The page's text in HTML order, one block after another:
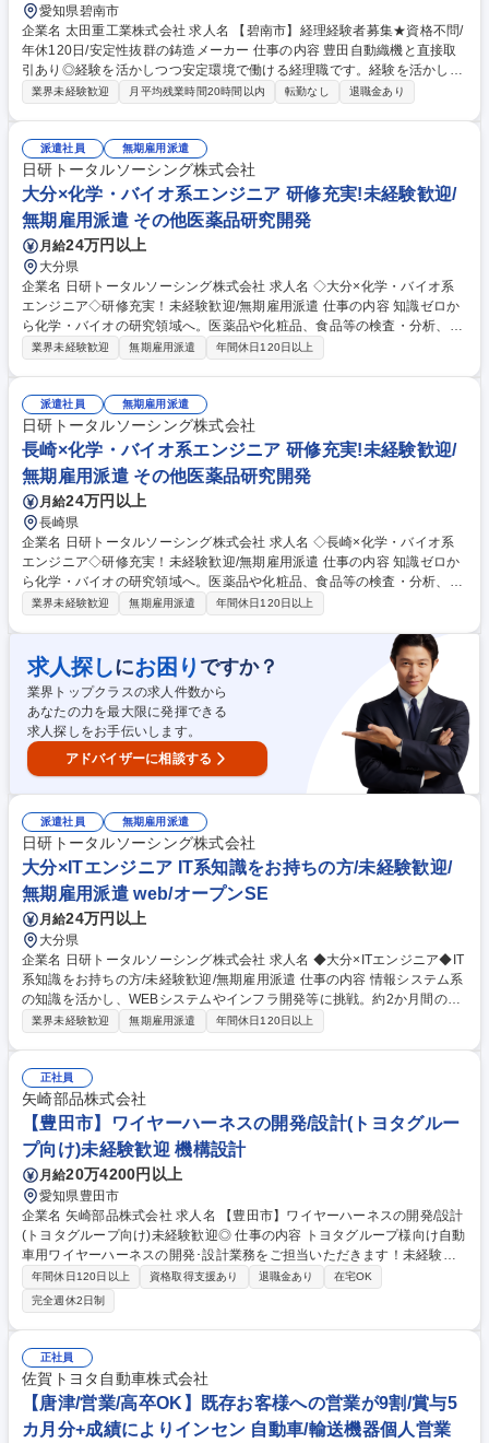
愛知県碧南市
企業名 太田重工業株式会社 求人名 【碧南市】経理経験者募集★資格不問/
年休120日/安定性抜群の鋳造メーカー 仕事の内容 豊田自動織機と直接取
引あり◎経験を活かしつつ安定環境で働ける経理職です。経験を活かし
て、現金出納・伝票仕分け・帳簿作成など経理業務全般をお任せします。
務全般 ※ご経験に応じて業務範囲を調整します 募集職種 【碧南市】経理
経験者募集★資格不問/年休120日/安定性抜群の鋳造メーカー
業界未経験歓迎 月平均残業時間20時間以内 転勤なし 退職金あり
派遣社員 無期雇用派遣
日研トータルソーシング株式会社
大分×化学・バイオ系エンジニア 研修充実!未経験歓迎/
無期雇用派遣 その他医薬品研究開発
月給24万円以上
大分県
企業名 日研トータルソーシング株式会社 求人名 ◇大分×化学・バイオ系
エンジニア◇研修充実！未経験歓迎/無期雇用派遣 仕事の内容 知識ゼロか
ら化学・バイオの研究領域へ。医薬品や化粧品、食品等の検査・分析、各
種試験を担当。神奈川（化学）や東京（バイオ）の専門施設で行う1か月
わります。【入社後は】化学は神奈川、バイオは東京の専門施設で約1か
月の研修を実施。化学はHPLCやGCの実機操作、バイオは細胞培養の実習
等、プロ講師が丁寧に指導。PCスキルやマナーも網羅したカリキュラム
があるため、専門知識や職歴がなくても安心して大手メーカー等のプロジ
ェクトで活躍できます。 募集職種 ◇大分×化学・バイオ系エンジニア◇研
修充実！未経験歓迎/無期雇用派遣
業界未経験歓迎 無期雇用派遣 年間休日120日以上
派遣社員 無期雇用派遣
日研トータルソーシング株式会社
長崎×化学・バイオ系エンジニア 研修充実!未経験歓迎/
無期雇用派遣 その他医薬品研究開発
月給24万円以上
長崎県
企業名 日研トータルソーシング株式会社 求人名 ◇長崎×化学・バイオ系
エンジニア◇研修充実！未経験歓迎/無期雇用派遣 仕事の内容 知識ゼロか
ら化学・バイオの研究領域へ。医薬品や化粧品、食品等の検査・分析、各
種試験を担当。神奈川（化学）や東京（バイオ）の専門施設で行う1か月
医薬品、化粧品、化学素材等の領域で検査・分析や試験、品質管理等に携
わります。【入社後は】化学は神奈川、バイオは東京の専門施設で約1か
月の研修を実施。化学はHPLCやGCの実機操作、バイオは細胞培養の実習
等、プロ講師が丁寧に指導。PCスキルやマナーも網羅したカリキュラム
があるため、専門知識や職歴がなくても安心して大手メーカー等のプロジ
ェクトで活躍できます。 募集職種 ◇長崎×化学・バイオ系エンジニア◇研
修充実！未経験歓迎/無期雇用派遣
業界未経験歓迎 無期雇用派遣 年間休日120日以上
求人探しにお困り ですか？
業界トップクラスの求人件数から
あなたの力を最大限に発揮できる
求人探しをお手伝いします。
アドバイザーに相談する
派遣社員 無期雇用派遣
日研トータルソーシング株式会社
大分×ITエンジニア IT系知識をお持ちの方/未経験歓迎/
無期雇用派遣 web/オープンSE
月給24万円以上
大分県
企業名 日研トータルソーシング株式会社 求人名 ◆大分×ITエンジニア◆IT
系知識をお持ちの方/未経験歓迎/無期雇用派遣 仕事の内容 情報システム系
の知識を活かし、WEBシステムやインフラ開発等に挑戦。約2か月間の専
門研修から開始し、期間中の面談を経て、あなたの志向性や特性に合わせ
ります。スキルに応じ要件定義～運用まで最適な工程をお任せ。【入社後
は】東京もしくは名古屋の専門施設で約2ヶ月間の基礎研修を実施。開発
からインフラ、マナーまで体系的に学びます。研修中に面談を行い、あな
たの志向性や特性に合わせて最適な配属先を決定するため、未経験でも安
心してスタートできます。 募集職種 ◆大分×ITエンジニア◆IT系知識をお
持ちの方/未経験歓迎/無期雇用派遣
業界未経験歓迎 無期雇用派遣 年間休日120日以上
正社員
矢崎部品株式会社
【豊田市】ワイヤーハーネスの開発/設計(トヨタグルー
プ向け)未経験歓迎 機構設計
月給20万4200円以上
愛知県豊田市
企業名 矢崎部品株式会社 求人名 【豊田市】ワイヤーハーネスの開発/設計
(トヨタグループ向け)未経験歓迎◎ 仕事の内容 トヨタグループ様向け自動
車用ワイヤーハーネスの開発･設計業務をご担当いただきます！未経験か
ら設計職にチャレンジできる貴重なポジションです。入社後の研修制度も
充実しております！ 自動車メーカーや社内営業部門・工場部門との調整や
工程確認等の業務がございます。企画段階～量産まで一気通貫で対応した
部門のため 、幅広い設計業務が経験ができ、車両開発全般の知識が習得で
きます。 【募集背景】自動車の電動化が進む今、EVや自動運転など最新
技術の普及により配線の複雑化が進んでおり、車内における電気配線の開
発・設計業務の重要性は年々上昇しており、体制強化のための募集です！
募集職種 【豊田市】ワイヤーハーネスの開発/設計(トヨタグループ向け)未
経験歓迎◎
年間休日120日以上 資格取得支援あり 退職金あり
在宅OK
完全週休2日制
正社員
佐賀トヨタ自動車株式会社
【唐津/営業/高卒OK】既存お客様への営業が9割/賞与5
カ月分+成績によりインセン 自動車/輸送機器個人営業